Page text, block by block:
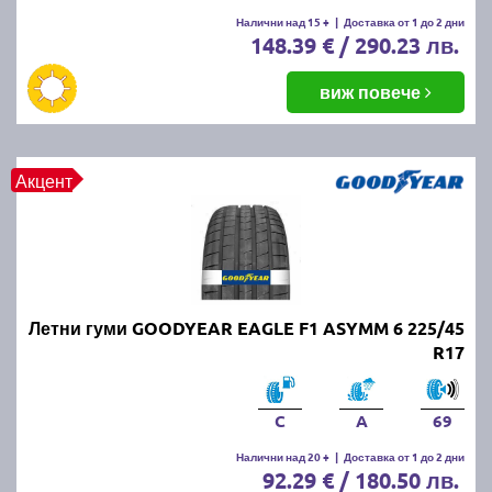
Летните гуми се считат за износени, когато
дълбочината на протектора падне под 1.6 мм.
Въпреки това, за по-добро сцепление и
безопасност се препоръчва смяната им при
дълбочина под 3 мм.
ПРОЧЕТИ ОЩЕ:Има ли закон за зимни гуми в
България?
Можем ли да шофираме със
зимни гуми през лятото?
Въпреки че е законно, не се препоръчва, защото
зимните гуми са направени от по-мека смес, която
се износва по-бързо при високи температури.
Освен това, те имат по-дълъг спирачен път и по-
слабо сцепление на суха и мокра настилка през
Налични над 15 + | Доставка от 1 до 2 дни
148.39 € / 290.23 лв.
виж повече
Акцент
Летни гуми GOODYEAR EAGLE F1 ASYMM 6 225/45
R17
C A 69
Налични над 20 + | Доставка от 1 до 2 дни
92.29 € / 180.50 лв.